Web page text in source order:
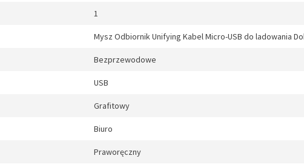
1
Mysz Odbiornik Unifying Kabel Micro-USB do ladowania
Bezprzewodowe
USB
Grafitowy
Biuro
Praworęczny